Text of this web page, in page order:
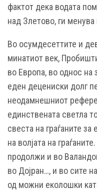
фактот дека водата
над Злетово, ги
Во осумдесеттите и
минатиот век,
во Европа, во однос на
еден децениски долг
неодамнешниот
единствената светла
свеста на граѓаните за
на волјата на
продолжи и во
во Дојран…, и во сите
од можни еколошки